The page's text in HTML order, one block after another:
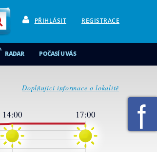
PŘIHLÁSIT REGISTRACE
RADAR POČASÍ U VÁS
Doplňující informace o lokalitě
14:00 17:00